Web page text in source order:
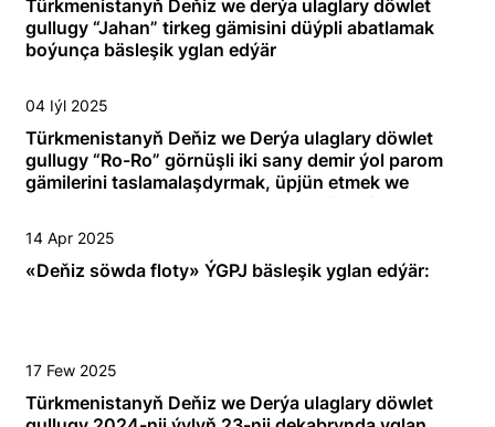
Türkmenistanyň Deňiz we derýa ulaglary döwlet
gullugy “Jahan” tirkeg gämisini düýpli abatlamak
boýunça bäsleşik yglan edýär
04 Iýl 2025
Türkmenistanyň Deňiz we Derýa ulaglary döwlet
gullugy “Ro-Ro” görnüşli iki sany demir ýol parom
gämilerini taslamalaşdyrmak, üpjün etmek we
gurluşygyny dolandyrmak barada bäsleşik yglan
edýär.
14 Apr 2025
«Deňiz söwda floty» ÝGPJ bäsleşik yglan edýär:
17 Few 2025
Türkmenistanyň Deňiz we Derýa ulaglary döwlet